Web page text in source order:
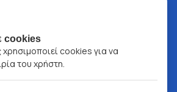
cookies
cookies για να
του χρήστη.